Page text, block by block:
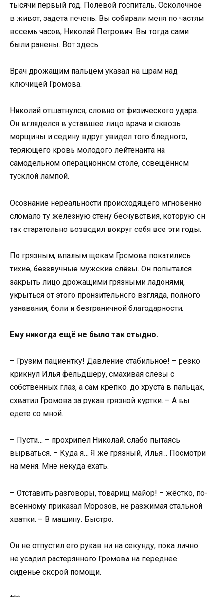
тысячи первый год. Полевой госпиталь. Осколочное
в живот, задета печень. Вы собирали меня по частям
восемь часов, Николай Петрович. Вы тогда сами
были ранены. Вот здесь.
Врач дрожащим пальцем указал на шрам над
ключицей Громова.
Николай отшатнулся, словно от физического удара.
Он вгляделся в уставшее лицо врача и сквозь
морщины и седину вдруг увидел того бледного,
теряющего кровь молодого лейтенанта на
самодельном операционном столе, освещённом
тусклой лампой.
Осознание нереальности происходящего мгновенно
сломало ту железную стену бесчувствия, которую он
так старательно возводил вокруг себя все эти годы.
По грязным, впалым щекам Громова покатились
тихие, беззвучные мужские слёзы. Он попытался
закрыть лицо дрожащими грязными ладонями,
укрыться от этого пронзительного взгляда, полного
узнавания, боли и безграничной благодарности.
Ему никогда ещё не было так стыдно.
– Грузим пациентку! Давление стабильное! – резко
крикнул Илья фельдшеру, смахивая слёзы с
собственных глаз, а сам крепко, до хруста в пальцах,
схватил Громова за рукав грязной куртки. – А вы
едете со мной.
– Пусти… – прохрипел Николай, слабо пытаясь
вырваться. – Куда я… Я же грязный, Илья… Посмотри
на меня. Мне некуда ехать.
– Отставить разговоры, товарищ майор! – жёстко, по-
военному приказал Морозов, не разжимая стальной
хватки. – В машину. Быстро.
Он не отпустил его рукав ни на секунду, пока лично
не усадил растерянного Громова на переднее
сиденье скорой помощи.